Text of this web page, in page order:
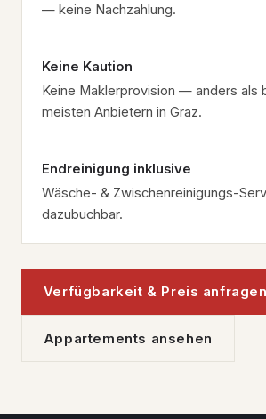
— keine Nachzahlung.
Keine Kaution
Keine Maklerprovision — anders als
meisten Anbietern in Graz.
Endreinigung inklusive
Wäsche- & Zwischenreinigungs-
dazubuchbar.
Verfügbarkeit & Preis anfragen
Appartements ansehen